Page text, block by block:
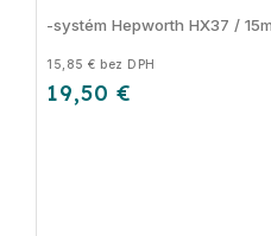
15,85 € bez DPH
19,50 €
-systém Hepworth